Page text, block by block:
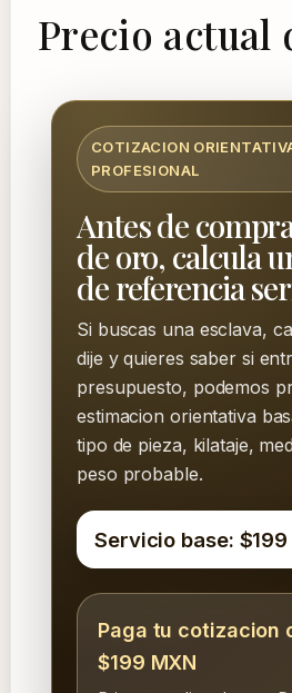
Precio actual
COTIZACION
PROFESIONAL
Antes de
de oro, calcula
de referencia
Si buscas una esclava,
dije y quieres saber si
presupuesto, podemos
estimacion orientativa
tipo de pieza, kilataje,
peso probable.
Servicio base: $199
Paga tu cotizacion
$199 MXN